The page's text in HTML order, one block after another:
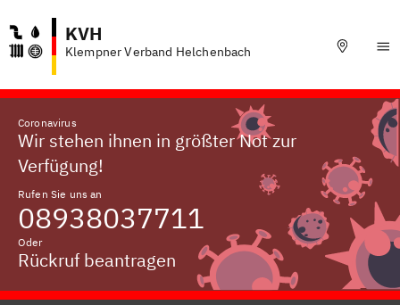
KVH
Klempner Verband Helchenbach
Coronavirus
Wir stehen ihnen in größter Not zur
Verfügung!
Rufen Sie uns an
08938037711
Oder
Rückruf beantragen